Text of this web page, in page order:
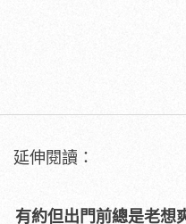
延伸閱讀：
有約但出門前總是老想